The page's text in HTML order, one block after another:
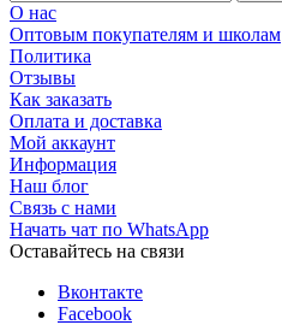
О нас
Оптовым покупателям и школам
Политика
Отзывы
Как заказать
Оплата и доставка
Мой аккаунт
Информация
Наш блог
Связь с нами
Начать чат по WhatsApp
Оставайтесь на связи
Вконтакте
Facebook